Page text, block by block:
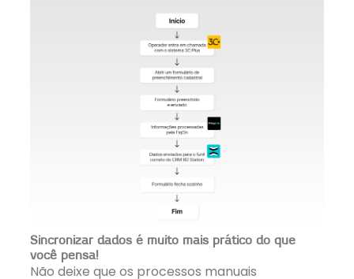
Sincronizar dados é muito mais prático do que
você pensa!
Não deixe que os processos manuais